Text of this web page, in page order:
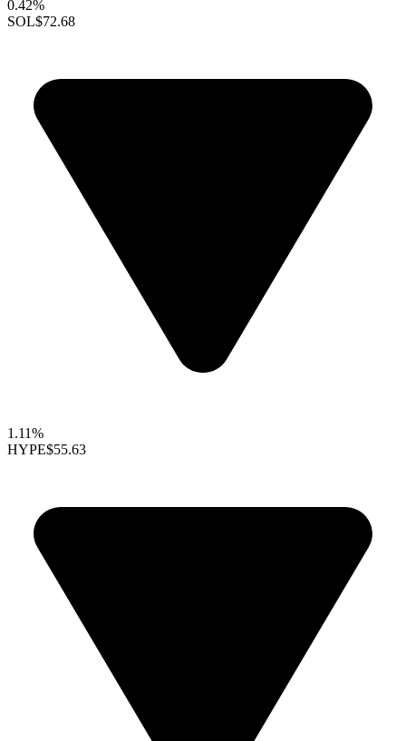
0.42%
SOL$72.68
1.11%
HYPE$55.63